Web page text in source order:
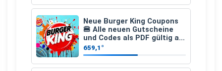
Neue Burger King Coupons
🍔 Alle neuen Gutscheine
und Codes als PDF gültig ab
25.07.2026 bis 04.09.2026
659,1°